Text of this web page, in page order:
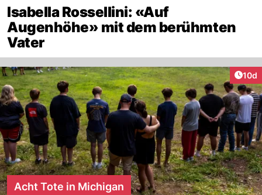
Isabella Rossellini: «Auf
Augenhöhe» mit dem berühmten
Vater
10d
Acht Tote in Michigan